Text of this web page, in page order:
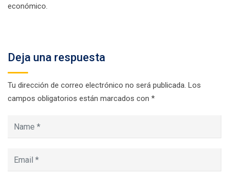
económico.
Deja una respuesta
Tu dirección de correo electrónico no será publicada. Los
campos obligatorios están marcados con *